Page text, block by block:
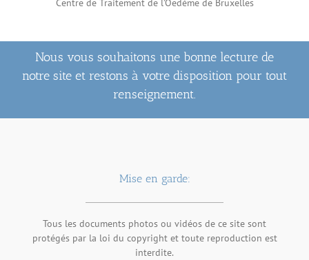
Centre de Traitement de l’Oedème de Bruxelles
Nous vous souhaitons une bonne lecture de
notre site et restons à votre disposition pour tout
renseignement.
Mise en garde:
Tous les documents photos ou vidéos de ce site sont
protégés par la loi du copyright et toute reproduction est
interdite.